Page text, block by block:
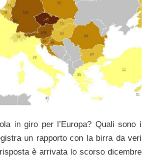
in giro per l’Europa? Quali sono i
un rapporto con la birra da veri
è arrivata lo scorso dicembre